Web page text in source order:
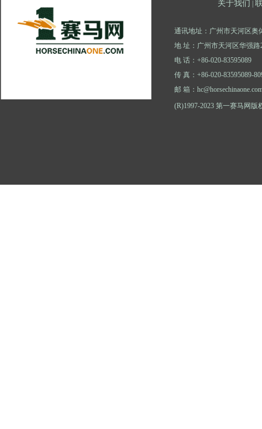
关于我们
通讯地址：广州市天河区奥
地 址：广州市天河区华强路
电 话：+86-020-83595089
传 真：+86-020-83595089-
邮 箱：
(R)1997-2023 第一赛马网版